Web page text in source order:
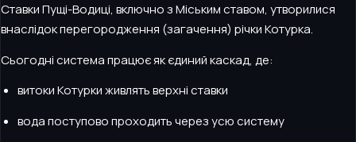
Ставки Пущі-Водиці, включно з Міським ставом, утворилися
внаслідок перегородження (загачення) річки Котурка.
Сьогодні система працює як єдиний каскад, де:
витоки Котурки живлять верхні ставки
вода поступово проходить через усю систему